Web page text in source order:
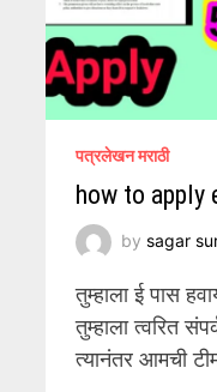
पत्रलेखन मराठी
how to apply
bysagar
तुम्हाला ई पास
तुम्हाला त्वरित
त्यानंतर आमची